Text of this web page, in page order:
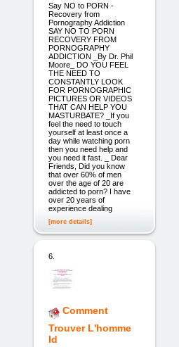
Say NO to PORN -
Recovery from
Pornography Addiction
SAY NO TO PORN
RECOVERY FROM
PORNOGRAPHY
ADDICTION _By Dr. Phil
Moore_ DO YOU FEEL
THE NEED TO
CONSTANTLY LOOK
FOR PORNOGRAPHIC
PICTURES OR VIDEOS
THAT CAN HELP YOU
MASTURBATE? _If you
feel the need to touch
yourself at least once a
day while watching porn
then you need help and
you need it fast. _ Dear
Friends, Did you know
that over 60% of men
over the age of 20 are
addicted to porn? I have
over 20 years of
experience dealing
[more details]
6.
Comment
Trouver L'homme
Id